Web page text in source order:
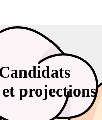
projections